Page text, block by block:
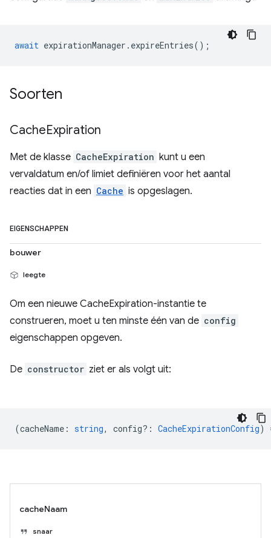
await expirationManager . expireEntries();
Soorten
CacheExpiration
Met de klasse CacheExpiration kunt u een
vervaldatum en/of limiet definiëren voor het aantal
reacties dat in een Cache is opgeslagen.
EIGENSCHAPPEN
bouwer
leegte
Om een ​​nieuwe CacheExpiration-instantie te
construeren, moet u ten minste één van de config
eigenschappen opgeven.
De constructor ziet er als volgt uit:
(cacheName : string, config? : CacheExpirationConfig)
cacheNaam
snaar